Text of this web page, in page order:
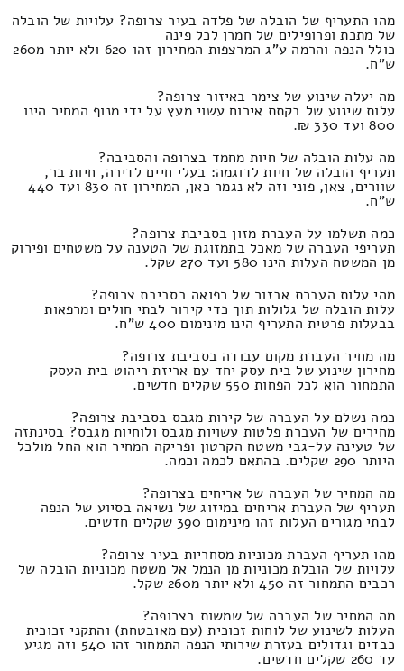
מהו התעריף של הובלה של פלדה בעיר צרופה? עלויות של הובלה
של מתכת ופרופילים של חמרן לכל פינה
כולל הנפה והרמה ע"ג המרצפות המחירון זהו 620 ולא יותר מ260
ש"ח.
מה יעלה שינוע של צימר באיזור צרופה?
עלות שינוע של בקתת אירוח עשוי מעץ על ידי מנוף המחיר הינו
800 ועד 330 ₪.
מה עלות הובלה של חיות מחמד בצרופה והסביבה?
תעריף הובלה של חיות לדוגמה: בעלי חיים לדירה, חיות בר,
שוורים, צאן, פוני וזה לא נגמר כאן, המחירון זה 830 ועד 440
ש"ח.
כמה תשלמו על העברת מזון בסביבת צרופה?
תעריפי העברה של מאכל בתמזוגת של הטענה על משטחים ופירוק
מן המשטח העלות הינו 580 ועד 270 שקל.
מהי עלות העברת אבזור של רפואה בסביבת צרופה?
עלות הובלה של גלולות תוך כדי קירור לבתי חולים ומרפאות
בבעלות פרטית התעריף הינו מינימום 400 ש"ח.
מה מחיר העברת מקום עבודה בסביבת צרופה?
מחירון שינוע של בית עסק יחד עם אריזת ריהוט בית העסק
התמחור הוא לכל הפחות 550 שקלים חדשים.
כמה נשלם על העברה של קירות מגבס בסביבת צרופה?
מחירים של העברת פלטות עשויות מגבס ולוחיות מגבס? בסינתזה
של טעינה על-גבי משטח הקרטון ופריקה המחיר הוא החל מולכל
היותר 290 שקלים. בהתאם לכמה וכמה.
מה המחיר של העברה של אריחים בצרופה?
תעריף של העברת אריחים במיזוג של נשיאה בסיוע של הנפה
לבתי מגורים העלות זהו מינימום 390 שקלים חדשים.
מהו תעריף העברת מכוניות מסחריות בעיר צרופה?
עלויות של הובלת מכוניות מן הנמל אל משטח מכוניות הובלה של
רכבים התמחור זה 450 ולא יותר מ260 שקל.
מה המחיר של העברה של שמשות בצרופה?
העלות לשינוע של לוחות זכוכית (עם מאובטחת) והתקני זכוכית
כבדים וגדולים בעזרת שירותי הנפה התמחור זהו 540 וזה מגיע
עד 260 שקלים חדשים.